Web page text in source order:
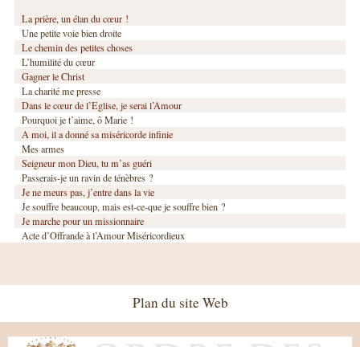
La prière, un élan du cœur !
Une petite voie bien droite
Le chemin des petites choses
L’humilité du cœur
Gagner le Christ
La charité me presse
Dans le cœur de l’Eglise, je serai l’Amour
Pourquoi je t’aime, ô Marie !
A moi, il a donné sa miséricorde infinie
Mes armes
Seigneur mon Dieu, tu m’as guéri
Passerais-je un ravin de ténèbres ?
Je ne meurs pas, j’entre dans la vie
Je souffre beaucoup, mais est-ce-que je souffre bien ?
Je marche pour un missionnaire
Acte d’Offrande à l’Amour Miséricordieux
Plan du site Web